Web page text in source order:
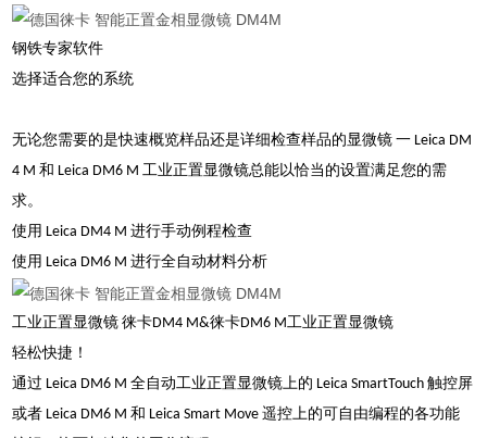
钢铁专家软件
选择适合您的系统
无论您需要的是快速概览样品还是详细检查样品的显微镜 一 Leica DM
4 M 和 Leica DM6 M 工业正置显微镜总能以恰当的设置满足您的需
求。
使用 Leica DM4 M 进行手动例程检查
使用 Leica DM6 M 进行全自动材料分析
工业正置显微镜 徕卡DM4 M&徕卡DM6 M工业正置显微镜
轻松快捷！
通过 Leica DM6 M 全自动工业正置显微镜上的 Leica SmartTouch 触控屏
或者 Leica DM6 M 和 Leica Smart Move 遥控上的可自由编程的各功能